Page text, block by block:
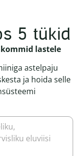
5 tükid
lastele
astelpaju
ja hoida selle
eluviisi